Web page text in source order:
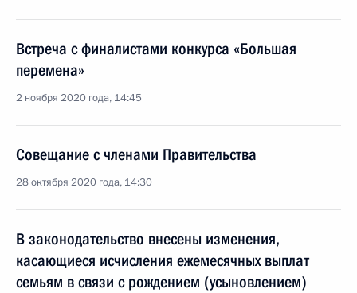
Встреча с финалистами конкурса «Большая
перемена»
2 ноября 2020 года, 14:45
Совещание с членами Правительства
28 октября 2020 года, 14:30
В законодательство внесены изменения,
касающиеся исчисления ежемесячных выплат
семьям в связи с рождением (усыновлением)